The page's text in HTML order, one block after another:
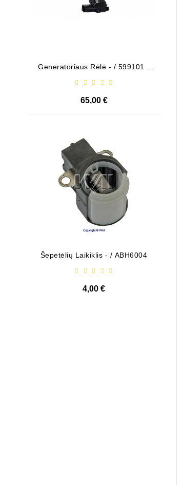
Generatoriaus Rėlė - / 599101 (
65,00 €
Šepetėlių Laikiklis - / ABH6004
4,00 €